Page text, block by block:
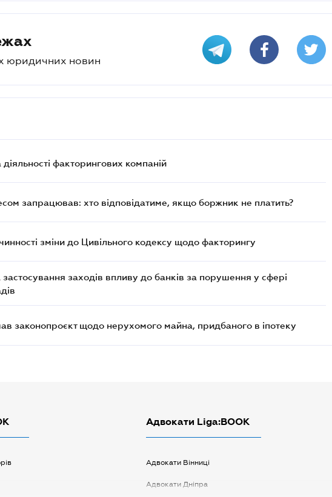
юридичних новин
факторингових компаній
запрацював: хто відповідатиме, якщо боржник не платить?
зміни до Цивільного кодексу щодо факторингу
заходів впливу до банків за порушення у сфері
законопроєкт щодо нерухомого майна, придбаного в іпотеку
Адвокати Liga:BOOK
Адвокати Вінниці
Адвокати Дніпра